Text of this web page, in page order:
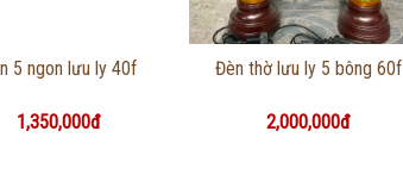
Thông tin chi tiết
5 ngon lưu ly 40f
1,350,000đ
Thông tin chi tiết
Đèn thờ lưu ly 5 bông 60f
2,000,000đ